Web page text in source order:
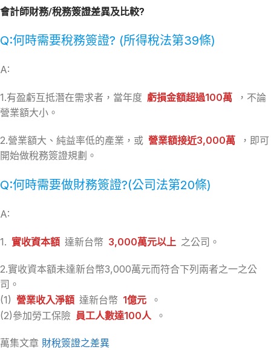
會計師財務/稅務簽證差異及比較?
Q:何時需要稅務簽證? (所得稅法第39條)
A:
1.有盈虧互抵潛在需求者，當年度 虧損金額超過100萬
，不論
營業額大小。
2.營業額大、純益率低的產業，或 營業額接近3,000萬
，即可
開始做稅務簽證規劃。
Q:何時需要做財務簽證?(公司法第20條)
A:
1. 實收資本額 達新台幣 3,000萬元以上 之公司。
2.實收資本額未達新台幣3,000萬元而符合下列兩者之一之公
司。
(1) 營業收入淨額 達新台幣 1億元
。
(2)參加勞工保險 員工人數達100人 。
萬集文章 財稅簽證之差異